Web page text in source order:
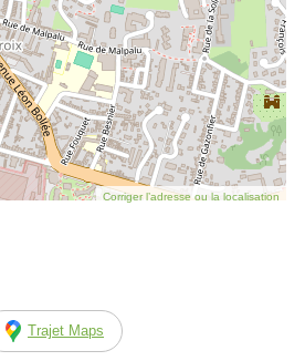
Corriger l’adresse ou la localisation
Trajet Maps